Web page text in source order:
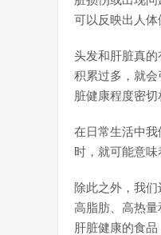
可以反映出人体
头发和肝脏真
积累过多，就
脏健康程度密切
在日常生活中
时，就可能意
除此之外，我
高脂肪、高热
肝脏健康的食